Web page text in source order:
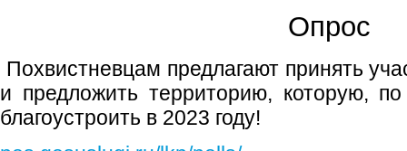
Опрос
Похвистневцам предлагают принять
и предложить территорию, которую,
благоустроить в 2023 году!